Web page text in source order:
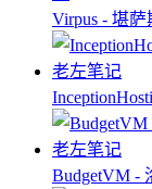
Virpus - 堪
BudgetVM -